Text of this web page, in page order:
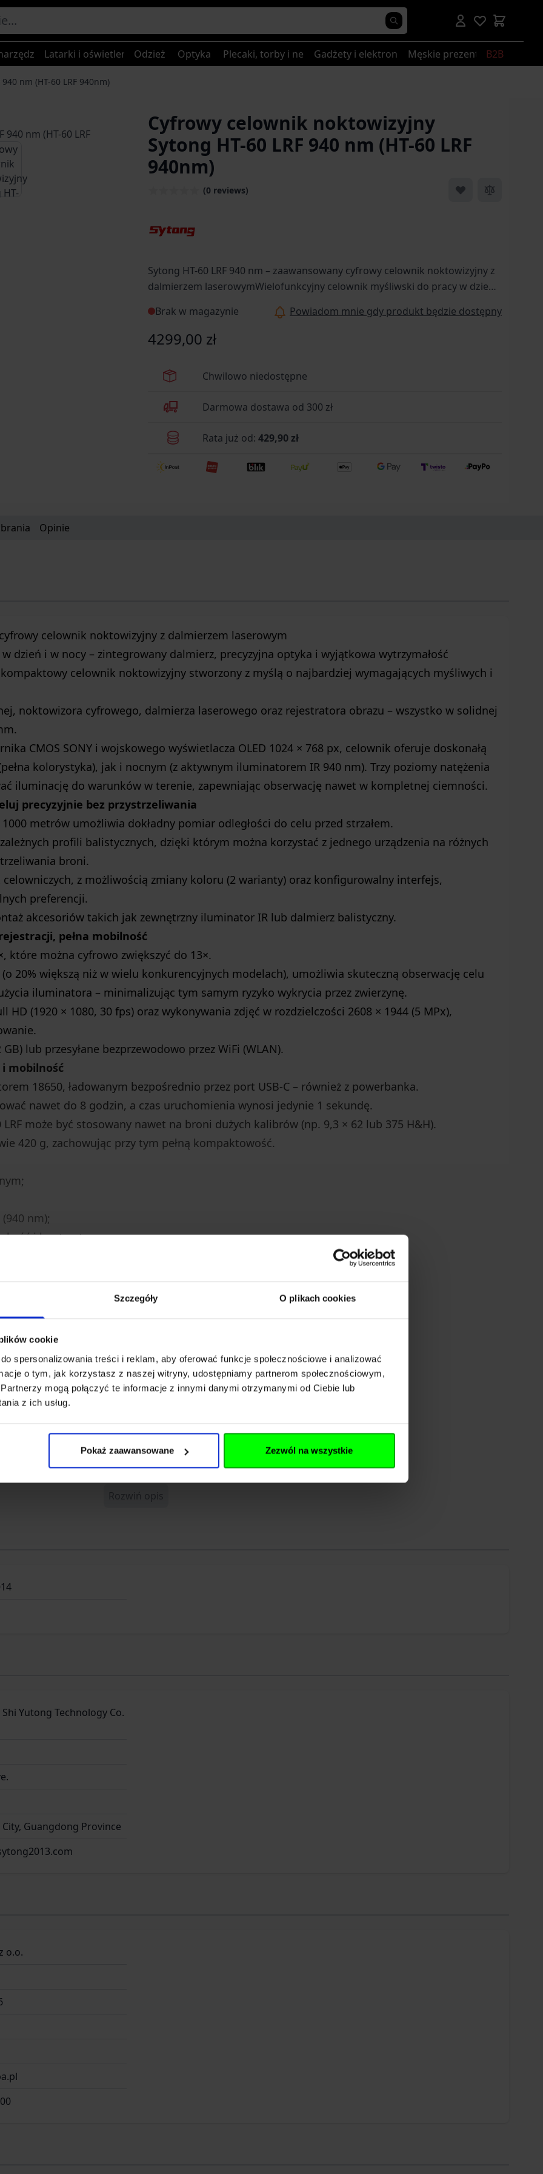
Szczegóły O plikach cookies
cookie
spersonalizowania treści i reklam, aby oferować funkcje społecznościowe i analizować
o tym, jak korzystasz z naszej witryny, udostępniamy partnerom społecznościowym,
mogą połączyć te informacje z innymi danymi otrzymanymi od Ciebie lub
z ich usług.
Pokaż zaawansowane Zezwól na wszystkie
Latarki i oświetlenieOdzież Optyka Plecaki, torby i nerkiGadżety i elektronikaMęskie prezenty B2B
nm (HT-60 LRF 940nm)
Cyfrowy celownik noktowizyjny
Sytong HT-60 LRF 940 nm (HT-60 LRF
940nm)
(0 reviews)
larger image
Sytong HT-60 LRF 940 nm – zaawansowany cyfrowy celownik noktowizyjny z
dalmierzem laserowymWielofunkcyjny celownik myśliwski do pracy w dzień i
wytrzymałość
Brak w magazynie Powiadom mnie gdy produkt będzie dostępny
4299,00 zł
Chwilowo niedostępne
Darmowa dostawa od 300 zł
Rata już od: 429,90 zł
Opinie
celownik noktowizyjny z dalmierzem laserowym
dzień i w nocy – zintegrowany dalmierz, precyzyjna optyka i wyjątkowa wytrzymałość
celownik noktowizyjny stworzony z myślą o najbardziej wymagających myśliwych i
noktowizora cyfrowego, dalmierza laserowego oraz rejestratora obrazu – wszystko w solidnej
CMOS SONY i wojskowego wyświetlacza OLED 1024 × 768 px, celownik oferuje doskonałą
kolorystyka), jak i nocnym (z aktywnym iluminatorem IR 940 nm). Trzy poziomy natężenia
iluminację do warunków w terenie, zapewniając obserwację nawet w kompletnej ciemności.
precyzyjnie bez przystrzeliwania
metrów umożliwia dokładny pomiar odległości do celu przed strzałem.
profili balistycznych, dzięki którym można korzystać z jednego urządzenia na różnych
broni.
z możliwością zmiany koloru (2 warianty) oraz konfigurowalny interfejs,
preferencji.
akcesoriów takich jak zewnętrzny iluminator IR lub dalmierz balistyczny.
pełna mobilność
które można cyfrowo zwiększyć do 13×.
(o 20% większą niż w wielu konkurencyjnych modelach), umożliwia skuteczną obserwację celu
iluminatora – minimalizując tym samym ryzyko wykrycia przez zwierzynę.
(1920 × 1080, 30 fps) oraz wykonywania zdjęć w rozdzielczości 2608 × 1944 (5 MPx),
lub przesyłane bezprzewodowo przez WiFi (WLAN).
mobilność
18650, ładowanym bezpośrednio przez port USB-C – również z powerbanka.
nawet do 8 godzin, a czas uruchomienia wynosi jedynie 1 sekundę.
może być stosowany nawet na broni dużych kalibrów (np. 9,3 × 62 lub 375 H&H).
420 g, zachowując przy tym pełną kompaktowość.
(940 nm);
jakość i kontrast;
dla broni myśliwskiej;
Rozwiń opis
Yutong Technology Co.
Guangdong Province
o.o.